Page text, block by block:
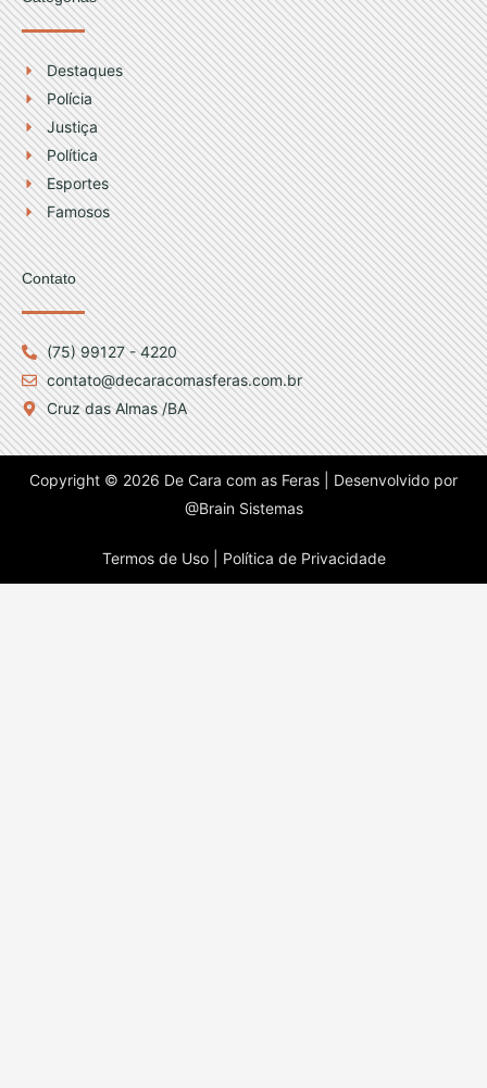
Destaques
Polícia
Justiça
Política
Esportes
Famosos
Contato
(75) 99127 - 4220
contato@decaracomasferas.com.br
Cruz das Almas /BA
Copyright © 2026 De Cara com as Feras | Desenvolvido por
@Brain Sistemas
Termos de Uso | Política de Privacidade